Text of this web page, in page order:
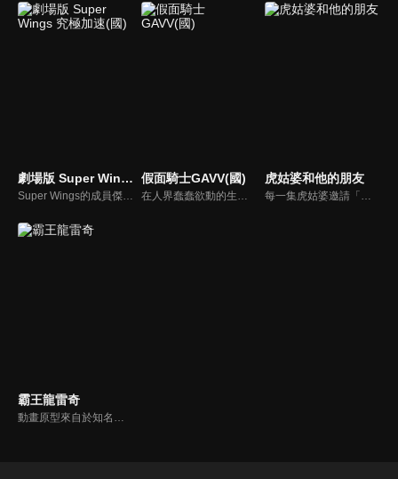
劇場版 Super Wings 究極加速(國)
Super Wings的成員傑特是世界上最快的飛機，但他不只是願意送快遞。他希望像其他Super Wings隊友一樣受歡迎。當比利·威利綁架了一群無辜的人質時，傑特決定幫助人類女孩菲菲救出她母親…
假面騎士GAVV(國)
在人界蠢蠢欲動的生命體——格拉紐特，他們為了得到「黑暗點心」綁架人類。來自異世界的青年生真，為了拯救人類挺身而戰，和藉由吃零食誕生的小小怪物口嚼獸一起，用形狀像嘴巴的腰帶變身成假面騎士GAVV！SET&EAT，變身！軟糖、洋芋片、棉花糖、巧克力、糖果……用零食的力量變強，保護人類不受格拉紐特侵害，「零食」英雄，假面騎士GAVV的戰鬥就此揭開序幕！
虎姑婆和他的朋友
每一集虎姑婆邀請「音樂友人」，以及多位有著恐懼煩惱的小朋友們一同參與。虎姑婆在各式各樣的空間、情境中與小朋友相見。以自然真誠的對話及自我揭露，在與孩子對等的視角聆聽孩子的恐懼，並一起尋找解方。音樂友人則利用音樂創作，在歡樂、活潑的氣氛中，讓孩童與觀眾一起隨著故事中的角色重新認識，並跨越恐懼。
霸王龍雷奇